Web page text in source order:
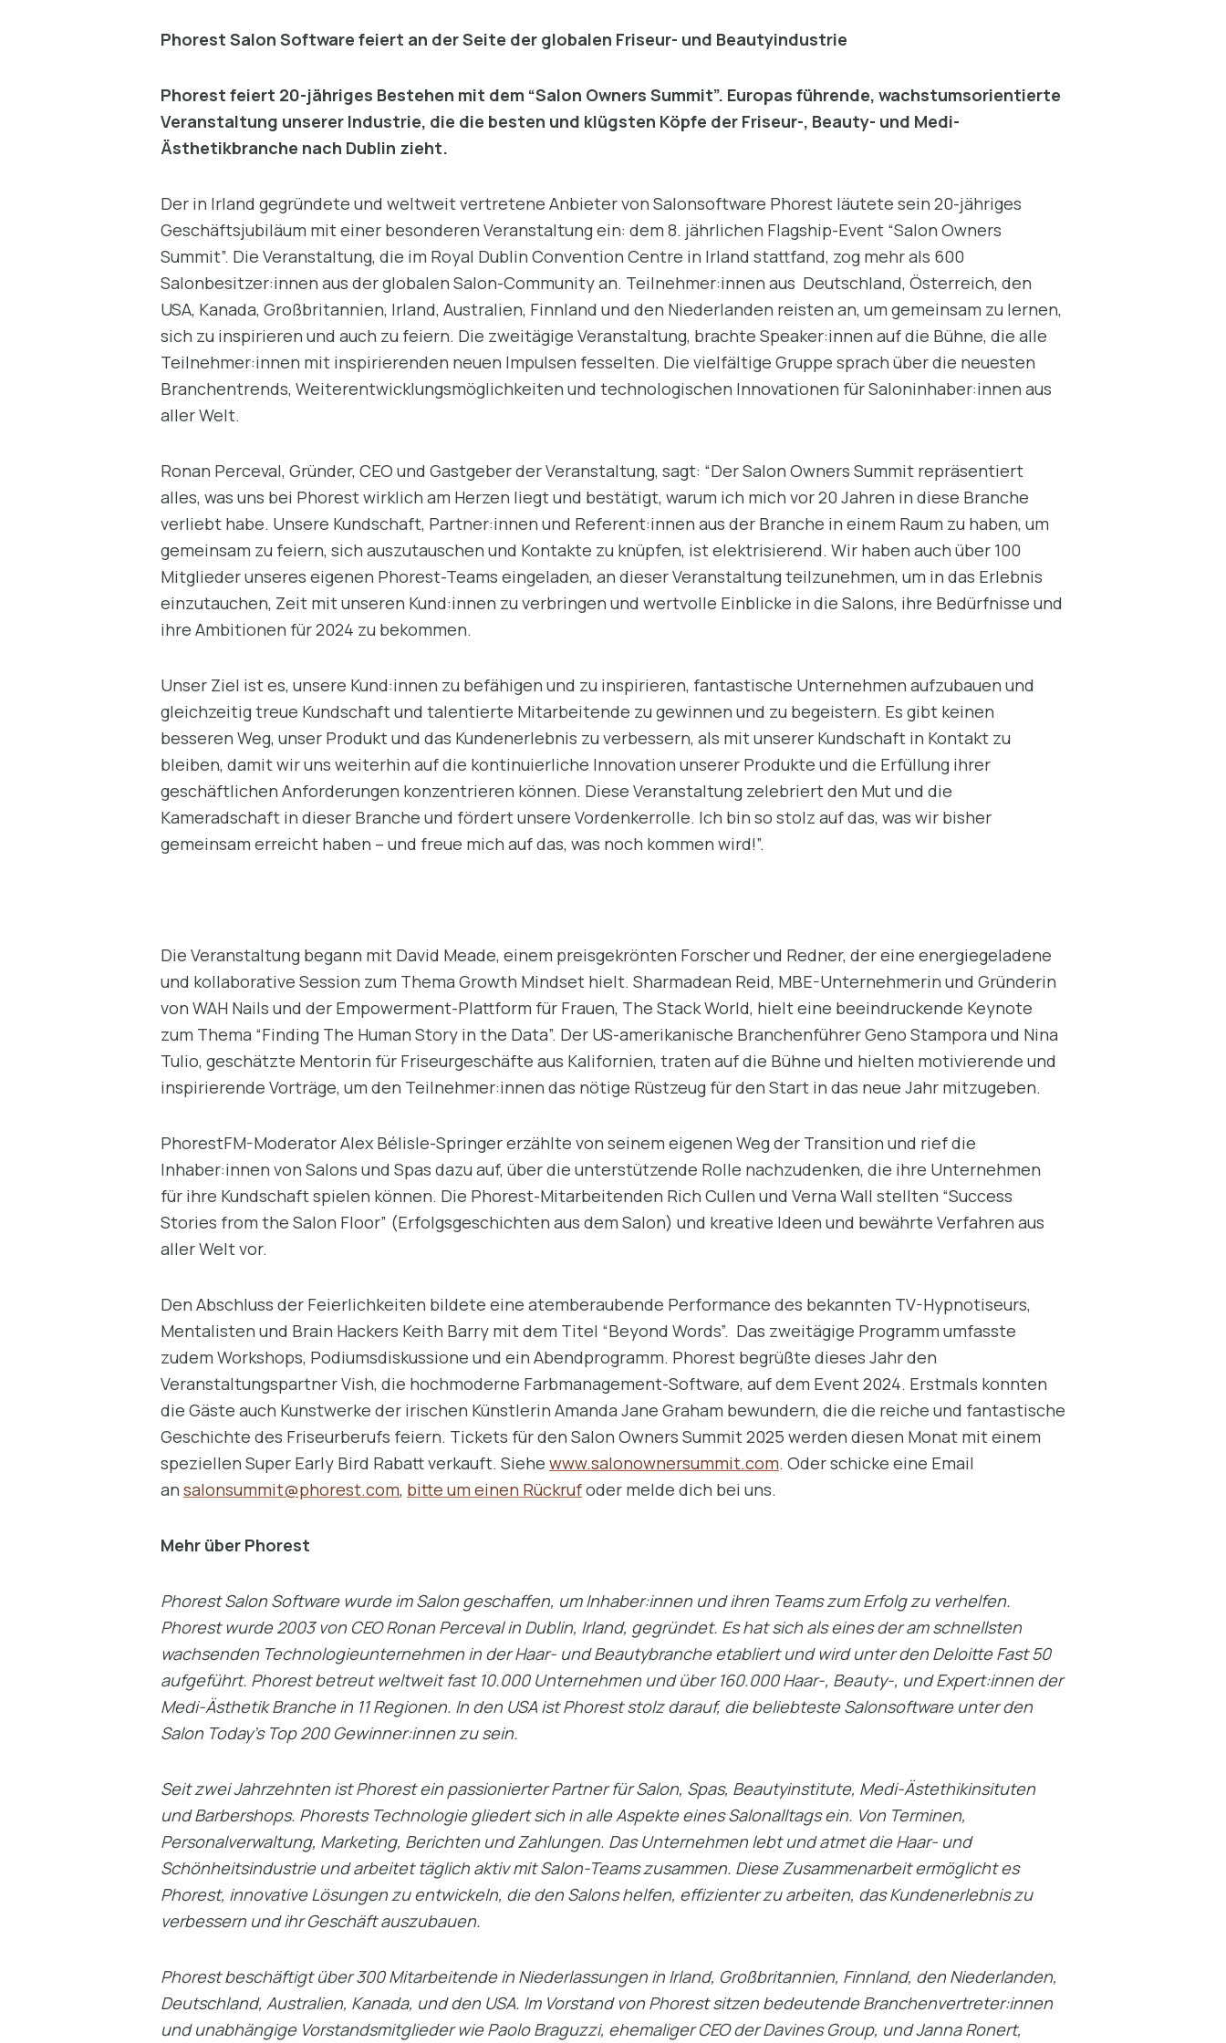
Phorest Salon Software feiert an der Seite der globalen Friseur- und Beautyindustrie
Phorest feiert 20-jähriges Bestehen mit dem “Salon Owners Summit”. Europas führende, wachstumsorientierte
Veranstaltung unserer Industrie, die die besten und klügsten Köpfe der Friseur-, Beauty- und Medi-
Ästhetikbranche nach Dublin zieht.
Der in Irland gegründete und weltweit vertretene Anbieter von Salonsoftware Phorest läutete sein 20-jähriges
Geschäftsjubiläum mit einer besonderen Veranstaltung ein: dem 8. jährlichen Flagship-Event “Salon Owners
Summit”. Die Veranstaltung, die im Royal Dublin Convention Centre in Irland stattfand, zog mehr als 600
Salonbesitzer:innen aus der globalen Salon-Community an. Teilnehmer:innen aus Deutschland, Österreich, den
USA, Kanada, Großbritannien, Irland, Australien, Finnland und den Niederlanden reisten an, um gemeinsam zu lernen,
sich zu inspirieren und auch zu feiern. Die zweitägige Veranstaltung, brachte Speaker:innen auf die Bühne, die alle
Teilnehmer:innen mit inspirierenden neuen Impulsen fesselten. Die vielfältige Gruppe sprach über die neuesten
Branchentrends, Weiterentwicklungsmöglichkeiten und technologischen Innovationen für Saloninhaber:innen aus
aller Welt.
Ronan Perceval, Gründer, CEO und Gastgeber der Veranstaltung, sagt: “Der Salon Owners Summit repräsentiert
alles, was uns bei Phorest wirklich am Herzen liegt und bestätigt, warum ich mich vor 20 Jahren in diese Branche
verliebt habe. Unsere Kundschaft, Partner:innen und Referent:innen aus der Branche in einem Raum zu haben, um
gemeinsam zu feiern, sich auszutauschen und Kontakte zu knüpfen, ist elektrisierend. Wir haben auch über 100
Mitglieder unseres eigenen Phorest-Teams eingeladen, an dieser Veranstaltung teilzunehmen, um in das Erlebnis
einzutauchen, Zeit mit unseren Kund:innen zu verbringen und wertvolle Einblicke in die Salons, ihre Bedürfnisse und
ihre Ambitionen für 2024 zu bekommen.
Unser Ziel ist es, unsere Kund:innen zu befähigen und zu inspirieren, fantastische Unternehmen aufzubauen und
gleichzeitig treue Kundschaft und talentierte Mitarbeitende zu gewinnen und zu begeistern. Es gibt keinen
besseren Weg, unser Produkt und das Kundenerlebnis zu verbessern, als mit unserer Kundschaft in Kontakt zu
bleiben, damit wir uns weiterhin auf die kontinuierliche Innovation unserer Produkte und die Erfüllung ihrer
geschäftlichen Anforderungen konzentrieren können. Diese Veranstaltung zelebriert den Mut und die
Kameradschaft in dieser Branche und fördert unsere Vordenkerrolle. Ich bin so stolz auf das, was wir bisher
gemeinsam erreicht haben – und freue mich auf das, was noch kommen wird!”.
Die Veranstaltung begann mit David Meade, einem preisgekrönten Forscher und Redner, der eine energiegeladene
und kollaborative Session zum Thema Growth Mindset hielt. Sharmadean Reid, MBE-Unternehmerin und Gründerin
von WAH Nails und der Empowerment-Plattform für Frauen, The Stack World, hielt eine beeindruckende Keynote
zum Thema “Finding The Human Story in the Data”. Der US-amerikanische Branchenführer Geno Stampora und Nina
Tulio, geschätzte Mentorin für Friseurgeschäfte aus Kalifornien, traten auf die Bühne und hielten motivierende und
inspirierende Vorträge, um den Teilnehmer:innen das nötige Rüstzeug für den Start in das neue Jahr mitzugeben.
PhorestFM-Moderator Alex Bélisle-Springer erzählte von seinem eigenen Weg der Transition und rief die
Inhaber:innen von Salons und Spas dazu auf, über die unterstützende Rolle nachzudenken, die ihre Unternehmen
für ihre Kundschaft spielen können. Die Phorest-Mitarbeitenden Rich Cullen und Verna Wall stellten “Success
Stories from the Salon Floor” (Erfolgsgeschichten aus dem Salon) und kreative Ideen und bewährte Verfahren aus
aller Welt vor.
Den Abschluss der Feierlichkeiten bildete eine atemberaubende Performance des bekannten TV-Hypnotiseurs,
Mentalisten und Brain Hackers Keith Barry mit dem Titel “Beyond Words”. Das zweitägige Programm umfasste
zudem Workshops, Podiumsdiskussione und ein Abendprogramm. Phorest begrüßte dieses Jahr den
Veranstaltungspartner Vish, die hochmoderne Farbmanagement-Software, auf dem Event 2024. Erstmals konnten
die Gäste auch Kunstwerke der irischen Künstlerin Amanda Jane Graham bewundern, die die reiche und fantastische
Geschichte des Friseurberufs feiern. Tickets für den Salon Owners Summit 2025 werden diesen Monat mit einem
speziellen Super Early Bird Rabatt verkauft. Siehe www.salonownersummit.com. Oder schicke eine Email
an salonsummit@phorest.com, bitte um einen Rückrufoder melde dich bei uns.
Mehr über Phorest
Phorest Salon Software wurde im Salon geschaffen, um Inhaber:innen und ihren Teams zum Erfolg zu verhelfen.
Phorest wurde 2003 von CEO Ronan Perceval in Dublin, Irland, gegründet. Es hat sich als eines der am schnellsten
wachsenden Technologieunternehmen in der Haar- und Beautybranche etabliert und wird unter den Deloitte Fast 50
aufgeführt. Phorest betreut weltweit fast 10.000 Unternehmen und über 160.000 Haar-, Beauty-, und Expert:innen der
Medi-Ästhetik Branche in 11 Regionen. In den USA ist Phorest stolz darauf, die beliebteste Salonsoftware unter den
Salon Today’s Top 200 Gewinner:innen zu sein.
Seit zwei Jahrzehnten ist Phorest ein passionierter Partner für Salon, Spas, Beautyinstitute, Medi-Ästethikinsituten
und Barbershops. Phorests Technologie gliedert sich in alle Aspekte eines Salonalltags ein. Von Terminen,
Personalverwaltung, Marketing, Berichten und Zahlungen. Das Unternehmen lebt und atmet die Haar- und
Schönheitsindustrie und arbeitet täglich aktiv mit Salon-Teams zusammen. Diese Zusammenarbeit ermöglicht es
Phorest, innovative Lösungen zu entwickeln, die den Salons helfen, effizienter zu arbeiten, das Kundenerlebnis zu
verbessern und ihr Geschäft auszubauen.
Phorest beschäftigt über 300 Mitarbeitende in Niederlassungen in Irland, Großbritannien, Finnland, den Niederlanden,
Deutschland, Australien, Kanada, und den USA. Im Vorstand von Phorest sitzen bedeutende Branchenvertreter:innen
und unabhängige Vorstandsmitglieder wie Paolo Braguzzi, ehemaliger CEO der Davines Group, und Janna Ronert,